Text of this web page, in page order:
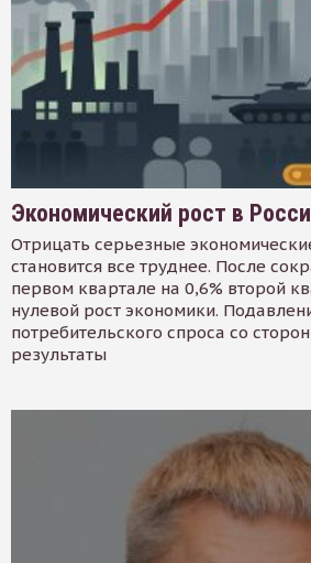
Экономический рост в
Отрицать серьезные
становится все труднее. После
первом квартале на 0,6% второй
нулевой рост экономики.
потребительского спроса со
результаты